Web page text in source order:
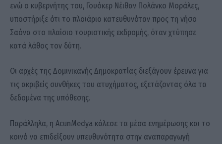
ενώ ο κυβερνήτης του, Γουόκερ Νέιθαν Πολάνκο Μοράλες,
υποστήριξε ότι το πλοιάριο κατευθυνόταν προς τη νήσο
Σαόνα στο πλαίσιο τουριστικής εκδρομής, όταν χτύπησε
κατά λάθος τον δύτη.
Οι αρχές της Δομινικανής Δημοκρατίας διεξάγουν έρευνα για
τις ακριβείς συνθήκες του ατυχήματος, εξετάζοντας όλα τα
δεδομένα της υπόθεσης.
Παράλληλα, η AcunMedya κάλεσε τα μέσα ενημέρωσης και το
κοινό να επιδείξουν υπευθυνότητα στην αναπαραγωγή